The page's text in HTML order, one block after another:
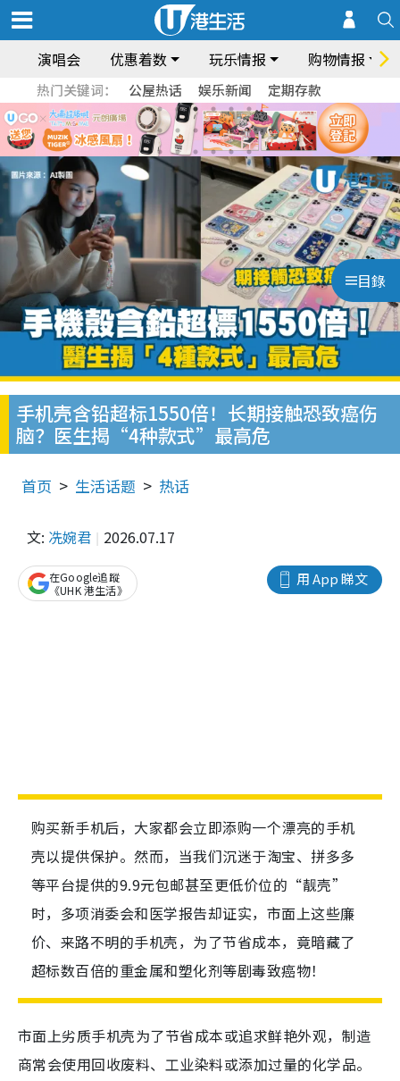
演唱会 优惠着数 玩乐情报 购物情报
热门关键词： 公屋热话 娱乐新闻 定期存款
目錄
手机壳含铅超标1550倍！长期接触恐致癌伤
脑？医生揭“4种款式”最高危
首页 生活话题 热话
文: 冼婉君 2026.07.17
用 App 睇文
在Google追蹤
《UHK 港生活》
购买新手机后，大家都会立即添购一个漂亮的手机
壳以提供保护。然而，当我们沉迷于淘宝、拼多多
等平台提供的9.9元包邮甚至更低价位的“靓壳”
时，多项消委会和医学报告却证实，市面上这些廉
价、来路不明的手机壳，为了节省成本，竟暗藏了
超标数百倍的重金属和塑化剂等剧毒致癌物！
市面上劣质手机壳为了节省成本或追求鲜艳外观，制造
商常会使用回收废料、工业染料或添加过量的化学品。